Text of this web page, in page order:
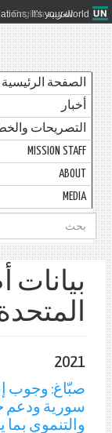
It's your world.
العربية English
الصفحة الرئيسية
أخبار
التصريحات
MISSION STAFF
ABOUT
MEDIA
استمارة
البحث
2021
صبّاغ: وجوب
سورية ودعم
والتنموي بما